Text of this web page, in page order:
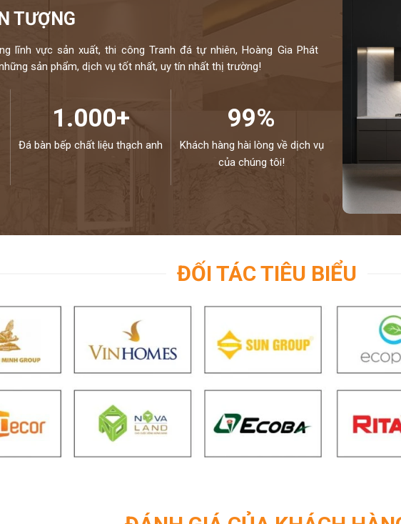
TƯỢNG
lĩnh vực sản xuất, thi công Tranh đá tự nhiên, Hoàng Gia Phát
sản phẩm, dịch vụ tốt nhất, uy tín nhất thị trường!
1.000+
Đá bàn bếp chất liệu thạch anh
99%
Khách hàng hài lòng về dịch vụ
của chúng tôi!
ĐỐI TÁC TIÊU BIỂU